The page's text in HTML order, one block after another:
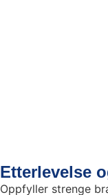
Etterlevelse
Oppfyller strenge